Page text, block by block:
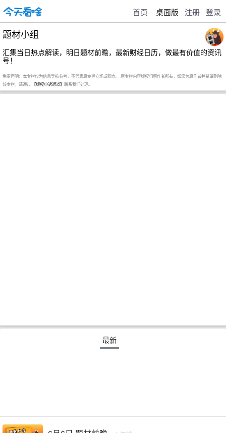
首页 桌面版 注册 登录
题材小组
汇集当日热点解读，明日题材前瞻，最新财经日历，做最有价值的资讯
号！
免责声明：本专栏仅为信息导航参考，不代表原专栏立场或观点。 原专栏内容版权归原作者所有，如您为原作者并希望删除
该专栏，请通过 【版权申诉通道】 联系我们处理。
最新